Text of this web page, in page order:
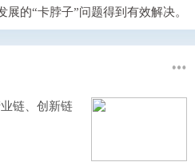
的“卡脖子”问题得到有效解决。
链、创新链